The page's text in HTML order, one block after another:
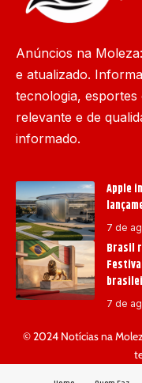
Anúncios na
e atualizado.
tecnologia, esportes
relevante e de
informado.
Apple
7 de
Brasil
7 de
© 2024 Notícias na